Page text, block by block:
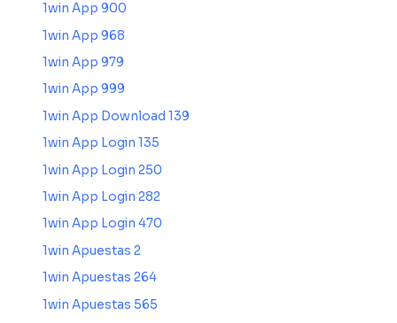
1win App 900
1win App 968
1win App 979
1win App 999
1win App Download 139
1win App Login 135
1win App Login 250
1win App Login 282
1win App Login 470
1win Apuestas 2
1win Apuestas 264
1win Apuestas 565